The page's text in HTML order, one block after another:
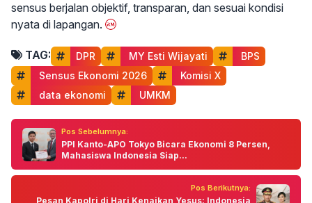
sensus berjalan objektif, transparan, dan sesuai kondisi
nyata di lapangan.
TAG: DPR MY Esti Wijayati
BPS
Sensus Ekonomi 2026
Komisi X
data ekonomi
UMKM
Pos Sebelumnya:
PPI Kanto-APO Tokyo Bicara Ekonomi 8 Persen,
Mahasiswa Indonesia Siap...
Pos Berikutnya:
Pesan Kapolri di Hari Kenaikan Yesus: Indonesia